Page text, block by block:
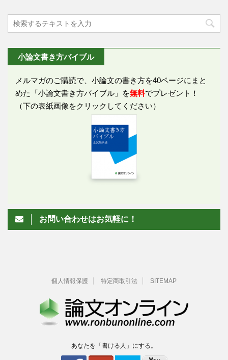
小論文書き方バイブル
メルマガのご購読で、小論文の書き方を40ページにまと
めた「小論文書き方バイブル」を無料でプレゼント！
（下の表紙画像をクリックしてください）
お問い合わせはお気軽に！
個人情報保護 特定商取引法 SITEMAP
あなたを「書ける人」にする。